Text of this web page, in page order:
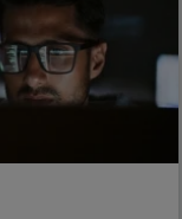
de CRN,
en valor su
IA y éxito de